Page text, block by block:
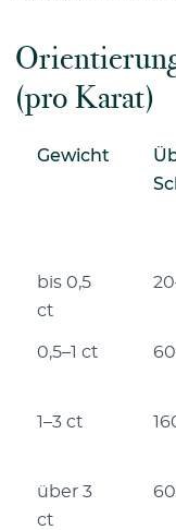
(pro Karat)
Gewicht
bis 0,5
ct
0,5–1 ct
1–3 ct
über 3
ct